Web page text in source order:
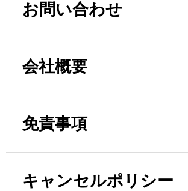
お問い合わせ
会社概要
免責事項
キャンセルポリシー